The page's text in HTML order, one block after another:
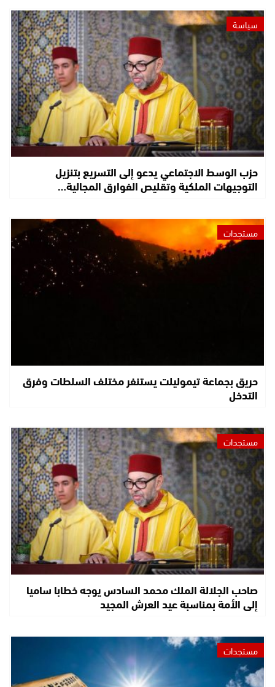
سياسة
حزب الوسط الاجتماعي يدعو إلى التسريع بتنزيل
التوجيهات الملكية وتقليص الفوارق المجالية…
مستجدات
حريق بجماعة تيموليلت يستنفر مختلف السلطات وفرق
التدخل
مستجدات
صاحب الجلالة الملك محمد السادس يوجه خطابا ساميا
إلى الأمة بمناسبة عيد العرش المجيد
مستجدات